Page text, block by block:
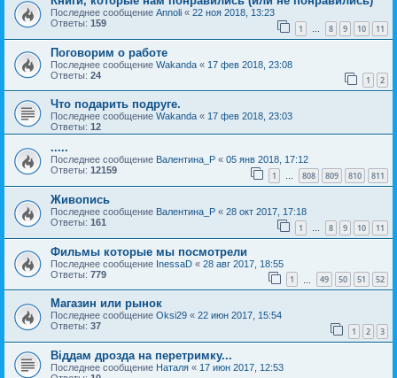
Последнее сообщение Annoli « 22 ноя 2018, 13:23
Ответы: 159 1 … 8 9 10 11
Поговорим о работе
Последнее сообщение Wakanda « 17 фев 2018, 23:08
Ответы: 24 1 2
Что подарить подруге.
Последнее сообщение Wakanda « 17 фев 2018, 23:03
Ответы: 12
.....
Последнее сообщение Валентина_Р « 05 янв 2018, 17:12
Ответы: 12159 1 … 808 809 810 811
Живопись
Последнее сообщение Валентина_Р « 28 окт 2017, 17:18
Ответы: 161 1 … 8 9 10 11
Фильмы которые мы посмотрели
Последнее сообщение InessaD « 28 авг 2017, 18:55
Ответы: 779 1 49 50 51 52
Магазин или рынок
Последнее сообщение Oksi29 « 22 июн 2017, 15:54
Ответы: 37 1 2 3
Віддам дрозда на перетримку...
Последнее сообщение Наталя « 17 июн 2017, 12:53